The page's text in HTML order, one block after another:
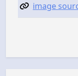
image